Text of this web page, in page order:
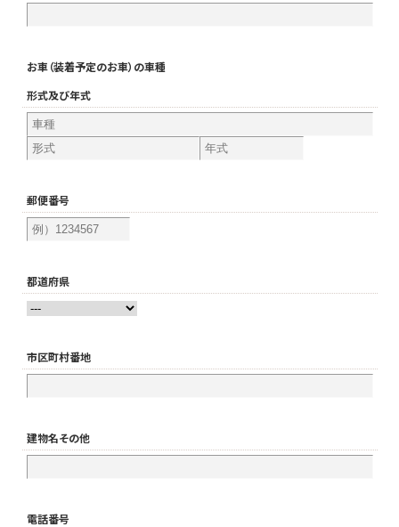
お車（装着予定のお車）の車種
形式及び年式
郵便番号
都道府県
市区町村番地
建物名その他
電話番号